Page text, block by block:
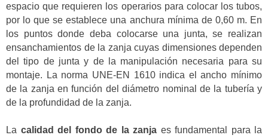
espacio que requieren los operarios para colocar los tubos,
por lo que se establece una anchura mínima de 0,60 m. En
los puntos donde deba colocarse una junta, se realizan
ensanchamientos de la zanja cuyas dimensiones dependen
del tipo de junta y de la manipulación necesaria para su
montaje. La norma UNE-EN 1610 indica el ancho mínimo
de la zanja en función del diámetro nominal de la tubería y
de la profundidad de la zanja.
La calidad del fondo de la zanja es fundamental para la